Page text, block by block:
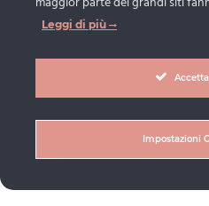
Leggi di più
Impostazioni